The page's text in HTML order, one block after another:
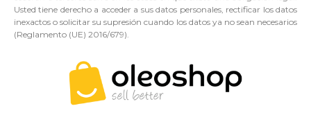
Usted tiene derecho a acceder a sus datos personales, rectificar los datos
inexactos o solicitar su supresión cuando los datos ya no sean necesarios
(Reglamento (UE) 2016/679).